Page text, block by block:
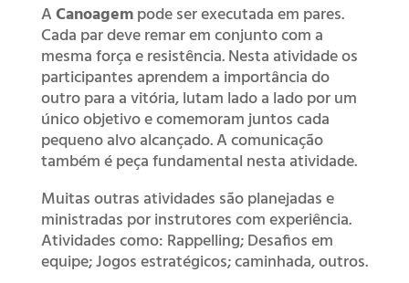
ACanoagempode ser executada em pares.
Cada par deve remar em conjunto com a
mesma força e resistência. Nesta atividade os
participantes aprendem a importância do
outro para a vitória, lutam lado a lado por um
único objetivo e comemoram juntos cada
pequeno alvo alcançado. A comunicação
também é peça fundamental nesta atividade.
Muitas outras atividades são planejadas e
ministradas por instrutores com experiência.
Atividades como: Rappelling; Desafios em
equipe; Jogos estratégicos; caminhada, outros.